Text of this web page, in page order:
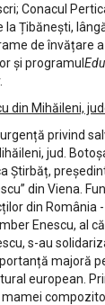
Conacul
la Țibănești,
de învățare
și programul
din Mihăileni,
privind
jud.
Știrbăț,
din Viena.
din România
Enescu, al
s-au
majoră
european.